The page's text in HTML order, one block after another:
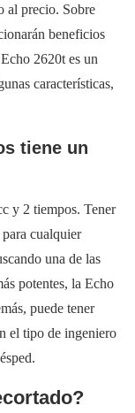
al precio. Sobre
beneficios
2620t es un
características,
tiene un
y 2 tiempos. Tener
cualquier
una de las
potentes, la Echo
puede tener
el tipo de ingeniero